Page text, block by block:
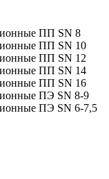
ПП SN 8
ПП SN 10
ПП SN 12
ПП SN 14
ПП SN 16
ПЭ SN 8-9
ПЭ SN 6-7,5